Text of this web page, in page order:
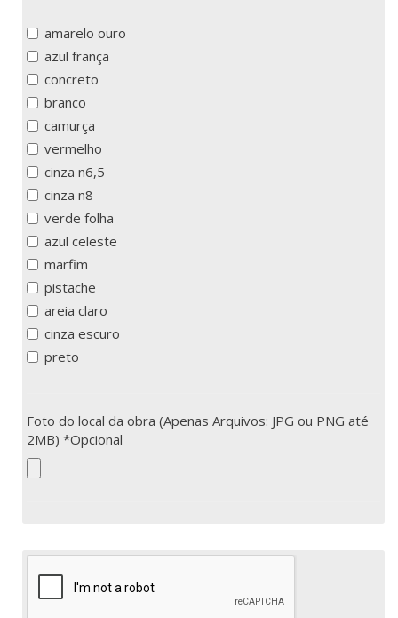
amarelo ouro
azul frança
concreto
branco
camurça
vermelho
cinza n6,5
cinza n8
verde folha
azul celeste
marfim
pistache
areia claro
cinza escuro
preto
Foto do local da obra (Apenas Arquivos: JPG ou PNG até
2MB) *Opcional